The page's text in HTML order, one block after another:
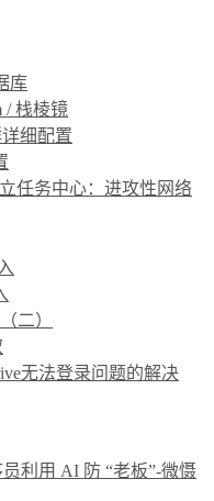
库
/ 栈棱镜
详细配置
任务中心：进攻性网络
二）
无法登录问题的解决